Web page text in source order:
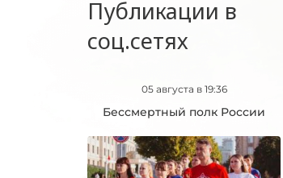
Публикации в
соц.сетях
05 августа в 19:36
Бессмертный полк России